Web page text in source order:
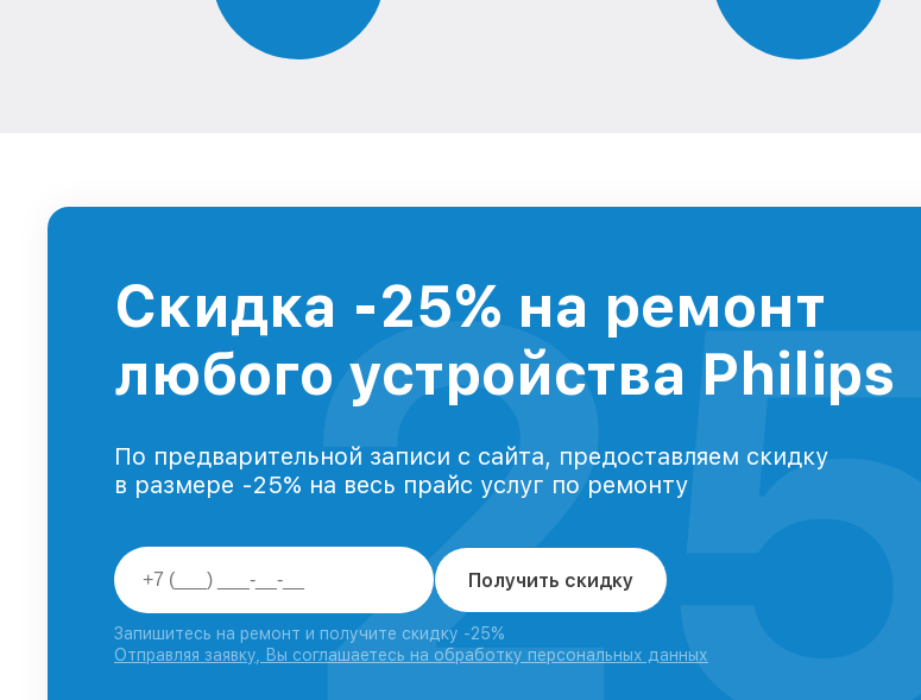
Скидка -25% на ремонт
любого устройства Philips
По предварительной записи с сайта, предоставляем скидку
в размере -25% на весь прайс услуг по ремонту
Получить скидку
Запишитесь на ремонт и получите скидку -25%
Отправляя заявку, Вы соглашаетесь на обработку персональных данных
25